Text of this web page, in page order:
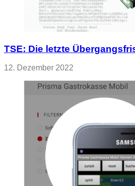
TSE: Die letzte
12. Dezember 2022